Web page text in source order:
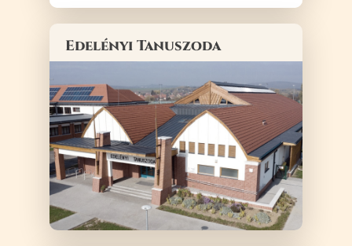
Edelényi Tanuszoda